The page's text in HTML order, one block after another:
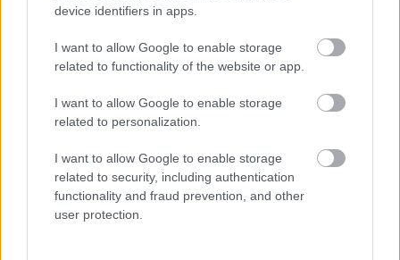
device identifiers in apps.
I want to allow Google to enable storage
related to functionality of the website or app.
I want to allow Google to enable storage
related to personalization.
I want to allow Google to enable storage
related to security, including authentication
functionality and fraud prevention, and other
user protection.
ΑΣΕΠ: Πιστοποίηση Αγγλικών σε
μόνο 2 ημέρες στα χέρια σας
ΑΣΕΠ: Εξ αποστάσεως η πιο Εύκολη
Πιστοποίηση Υπολογιστών σε 2
μέρες